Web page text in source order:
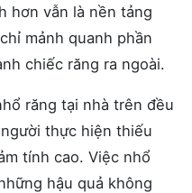
hơn vẫn là nền tảng
mảnh quanh phần
chiếc răng ra ngoài.
răng tại nhà trên đều
thực hiện thiếu
tính cao. Việc nhổ
hậu quả không